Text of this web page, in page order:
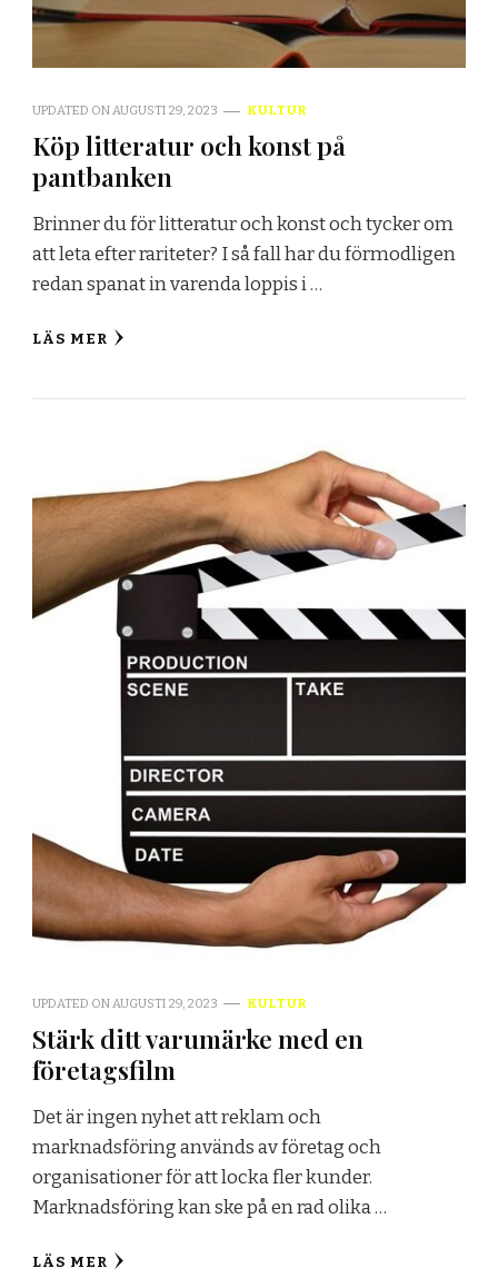
UPDATED ONAUGUSTI 29, 2023 KULTUR
Köp litteratur och konst på
pantbanken
Brinner du för litteratur och konst och tycker om
att leta efter rariteter? I så fall har du förmodligen
redan spanat in varenda loppis i …
LÄS MER
UPDATED ON AUGUSTI 29, 2023 KULTUR
Stärk ditt varumärke med en
företagsfilm
Det är ingen nyhet att reklam och
marknadsföring används av företag och
organisationer för att locka fler kunder.
Marknadsföring kan ske på en rad olika …
LÄS MER